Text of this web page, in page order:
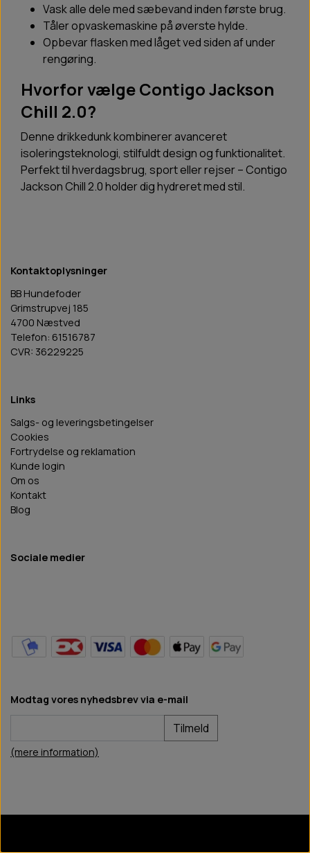
Vask alle dele med sæbevand inden første brug.
Tåler opvaskemaskine på øverste hylde.
Opbevar flasken med låget ved siden af under
rengøring.
Hvorfor vælge Contigo Jackson
Chill 2.0?
Denne drikkedunk kombinerer avanceret
isoleringsteknologi, stilfuldt design og funktionalitet.
Perfekt til hverdagsbrug, sport eller rejser – Contigo
Jackson Chill 2.0 holder dig hydreret med stil.
Kontaktoplysninger
BB Hundefoder
Grimstrupvej 185
4700 Næstved
Telefon: 61516787
CVR: 36229225
Links
Salgs- og leveringsbetingelser
Cookies
Fortrydelse og reklamation
Kunde login
Om os
Kontakt
Blog
Sociale medier
Modtag vores nyhedsbrev via e-mail
Tilmeld
(mere information)